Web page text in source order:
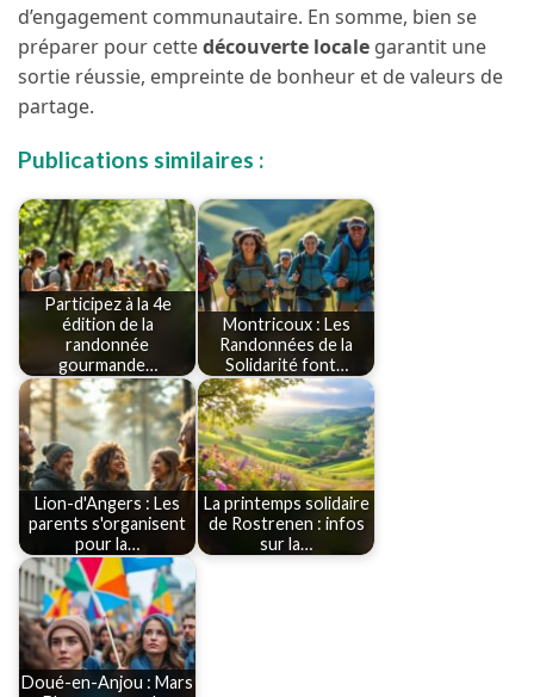
d’engagement communautaire. En somme, bien se
préparer pour cettedécouverte locale garantit une
sortie réussie, empreinte de bonheur et de valeurs de
partage.
Publications similaires :
Participez à la 4e
édition de la
randonnée
gourmande…
Montricoux : Les
Randonnées de la
Solidarité font…
Lion-d'Angers : Les
parents s'organisent
pour la…
La printemps solidaire
de Rostrenen : infos
sur la…
Doué-en-Anjou : Mars